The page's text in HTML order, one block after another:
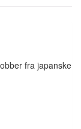
fra japanske